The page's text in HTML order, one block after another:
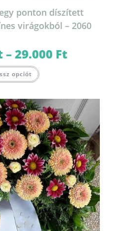
ponton díszített
virágokból – 2060
–29.000 Ft16.000 Ft
opciót a
van.
A
változatok
a
termékoldalon
választhatók
ki